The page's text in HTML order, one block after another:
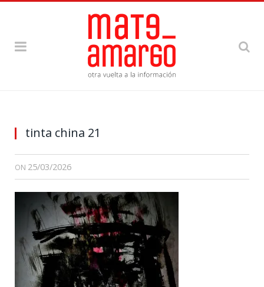
tinta china 21
ON 25/03/2026